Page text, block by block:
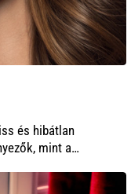
és hibátlan
mint a